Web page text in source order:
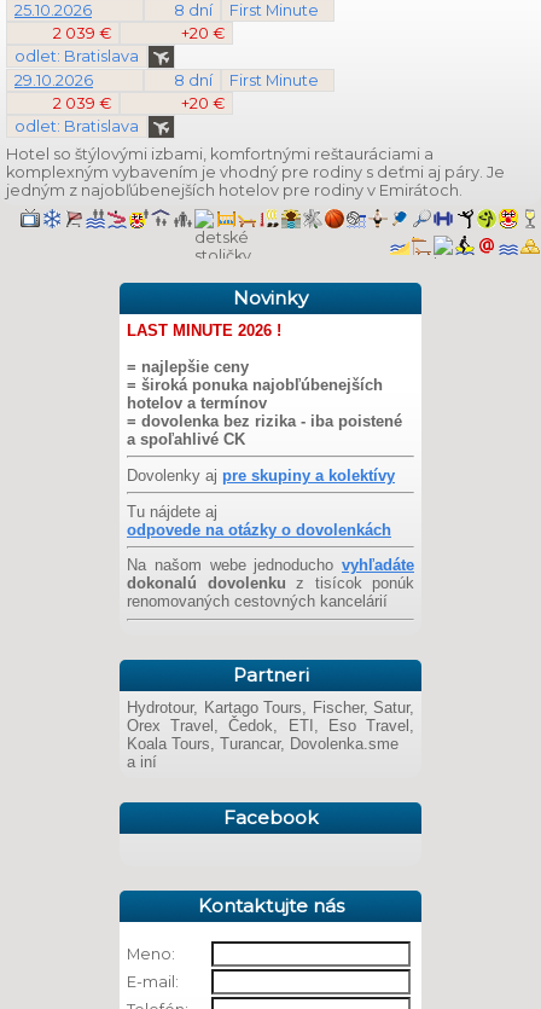
25.10.2026
8 dní
First Minute
2 039 €
+20 €
odlet: Bratislava
29.10.2026
8 dní
First Minute
2 039 €
+20 €
odlet: Bratislava
Hotel so štýlovými izbami, komfortnými reštauráciami a
komplexným vybavením je vhodný pre rodiny s deťmi aj páry. Je
jedným z najobľúbenejších hotelov pre rodiny v Emirátoch.
Novinky
LAST MINUTE 2026 !
= najlepšie ceny
= široká ponuka najobľúbenejších
hotelov a termínov
= dovolenka bez rizika - iba poistené
a spoľahlivé CK
Dovolenky aj pre skupiny a kolektívy
Tu nájdete aj
odpovede na otázky o dovolenkách
Na našom webe jednoducho vyhľadáte
dokonalú dovolenku z tisícok ponúk
renomovaných cestovných kancelárií
Partneri
Hydrotour, Kartago Tours, Fischer, Satur,
Orex Travel, Čedok, ETI, Eso Travel,
Koala Tours, Turancar, Dovolenka.sme
a iní
Facebook
Kontaktujte nás
Meno:
E-mail: